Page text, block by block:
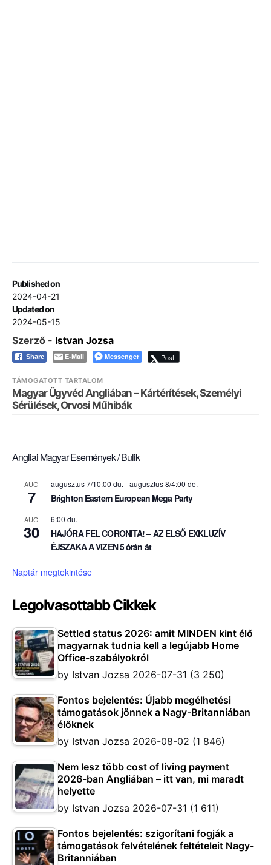
Published on
2024-04-21
Updated on
2024-05-15
Szerző - Istvan Jozsa
Share E-Mail Messenger Post
TÁMOGATOTT TARTALOM
Magyar Ügyvéd Angliában – Kártérítések, Személyi
Sérülések, Orvosi Műhibák
Angliai Magyar Események / Bulik
AUG
7
augusztus 7/10:00 du. -augusztus 8/4:00 de.
Brighton Eastern European Mega Party
AUG
30
6:00 du.
HAJÓRA FEL CORONITA! – AZ ELSŐ EXKLUZÍV
ÉJSZAKA A VIZEN 5 órán át
Naptár megtekintése
Legolvasottabb Cikkek
Settled status 2026: amit MINDEN kint élő
magyarnak tudnia kell a legújabb Home
Office-szabályokról
by Istvan Jozsa 2026-07-31 (3 250)
Fontos bejelentés: Újabb megélhetési
támogatások jönnek a Nagy-Britanniában
élőknek
by Istvan Jozsa 2026-08-02 (1 846)
Nem lesz több cost of living payment
2026-ban Angliában – itt van, mi maradt
helyette
by Istvan Jozsa 2026-07-31 (1 611)
Fontos bejelentés: szigorítani fogják a
támogatások felvételének feltételeit Nagy-
Britanniában